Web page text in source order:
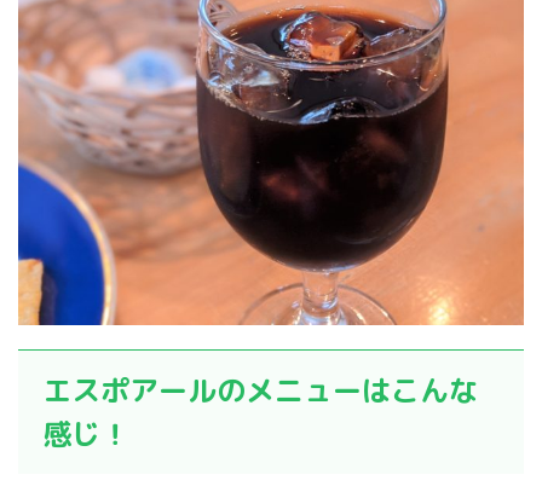
エスポアールのメニューはこんな
感じ！